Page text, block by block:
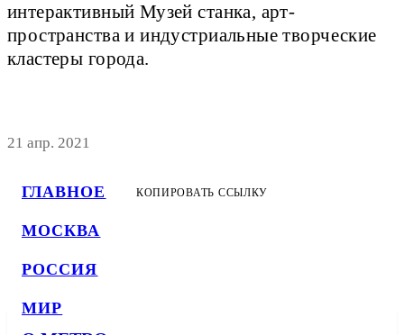
ГЛАВНОЕ
МОСКВА
РОССИЯ
МИР
интерактивный Музей станка, арт-
пространства и индустриальные творческие
кластеры города.
21 апр. 2021
КОПИРОВАТЬ ССЫЛКУ